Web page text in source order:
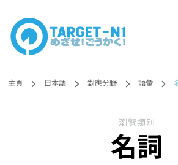
目標!!日本語
N1合格
勉強コンテンツも追加予定!!】
主頁 日本語 對應分野 語彙
瀏覽類別
名詞